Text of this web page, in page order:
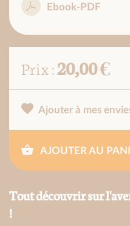
Ebook-PDF
Prix :20,00 €
Ajouter à mes
AJOUTER AU
Tout découvrir sur
!